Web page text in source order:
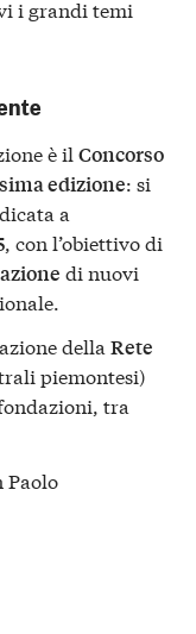
i grandi temi
è il Concorso
edizione: si
a
, con l’obiettivo di
di nuovi
della Rete
piemontesi)
tra
Paolo